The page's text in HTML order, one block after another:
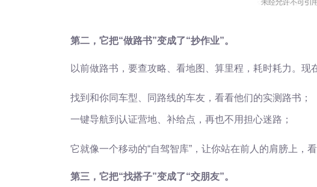
第二，它把“做路书”变成了“抄作业”。
以前做路书，要查攻略、看地图、算里程，耗时耗力。现
找到和你同车型、同路线的车友，看看他们的实测路书；
一键导航到认证营地、补给点，再也不用担心迷路；
它就像一个移动的“自驾智库”，让你站在前人的肩膀上，
第三，它把“找搭子”变成了“交朋友”。